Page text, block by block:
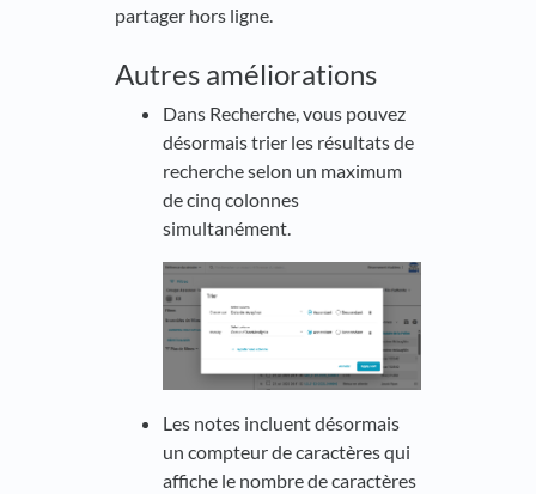
partager hors ligne.
Autres améliorations
Dans Recherche, vous pouvez
désormais trier les résultats de
recherche selon un maximum
de cinq colonnes
simultanément.
Les notes incluent désormais
un compteur de caractères qui
affiche le nombre de caractères